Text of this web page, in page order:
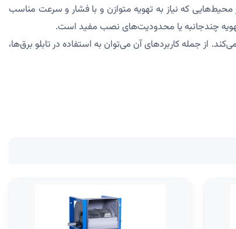
که نیاز به تهویه متوازن و با فشار و سرعت مناسب
چندجانبه یا محدودیت‌های نصب مفید است.
از جمله کاربردهای آن می‌توان به استفاده در تابلو برق‌ها،